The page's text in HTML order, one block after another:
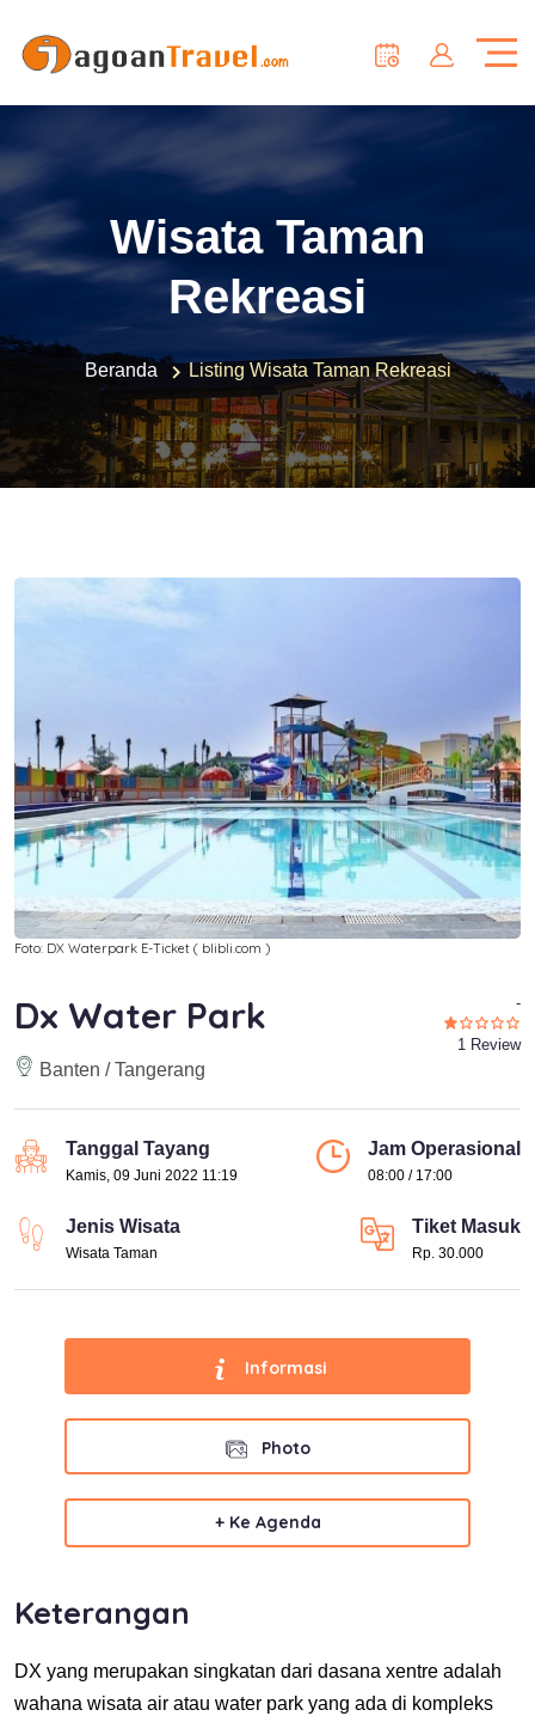
Wisata Taman
Rekreasi
Beranda Listing Wisata Taman Rekreasi
Foto: DX Waterpark E-Ticket ( blibli.com )
Dx Water Park
Banten / Tangerang
-
1 Review
Tanggal Tayang
Kamis, 09 Juni 2022 11:19
Jam Operasional
08:00 / 17:00
Jenis Wisata
Wisata Taman
Tiket Masuk
Rp. 30.000
Informasi
Photo
+ Ke Agenda
Keterangan
DX yang merupakan singkatan dari dasana xentre adalah
wahana wisata air atau water park yang ada di kompleks